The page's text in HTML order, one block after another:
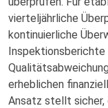
vierteljährliche
kontinuierliche
Inspektionsberichte
erheblichen
Ansatz stellt